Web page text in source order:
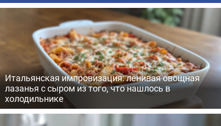
Итальянская импровизация: ленивая овощная
лазанья с сыром из того, что нашлось в
холодильнике